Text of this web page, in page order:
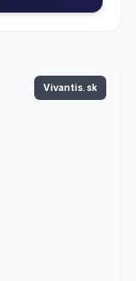
Vivantis.sk